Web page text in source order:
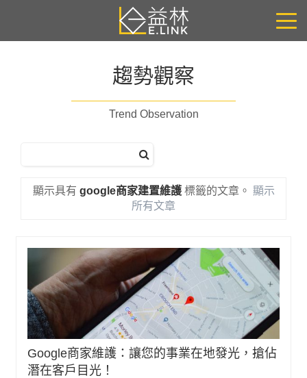
趨勢觀察
Trend Observation
顯示具有 google商家建置維護標籤的文章。 顯示
所有文章
Google商家維護：讓您的事業在地發光，搶佔
潛在客戶目光！